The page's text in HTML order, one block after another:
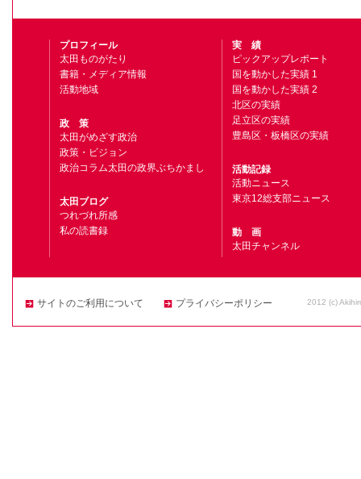
プロフィール
太田ものがたり
書籍・メディア情報
活動地域
政 策
太田がめざす政治
政策・ビジョン
政治コラム太田の政界ぶちかまし
太田ブログ
つれづれ所感
私の読書録
実 績
ピックアップレポート
国を動かした実績 1
国を動かした実績 2
北区の実績
足立区の実績
豊島区・板橋区の実績
活動記録
活動ニュース
東京12総支部ニュース
動 画
太田チャンネル
サイトのご利用について プライバシーポリシー 2012 (c)